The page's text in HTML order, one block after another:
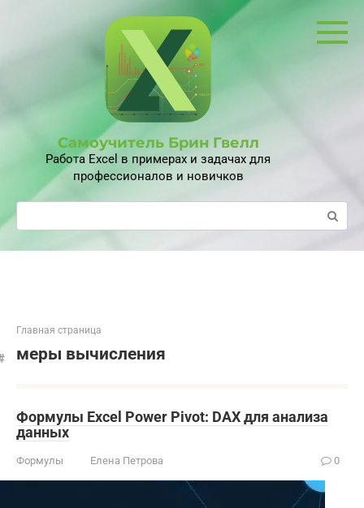
Самоучитель Брин Гвелл
Работа Excel в примерах и задачах для
профессионалов и новичков
Поиск:
Главная страница
меры вычисления
Формулы Excel Power Pivot: DAX для анализа
данных
Формулы Елена Петрова 0